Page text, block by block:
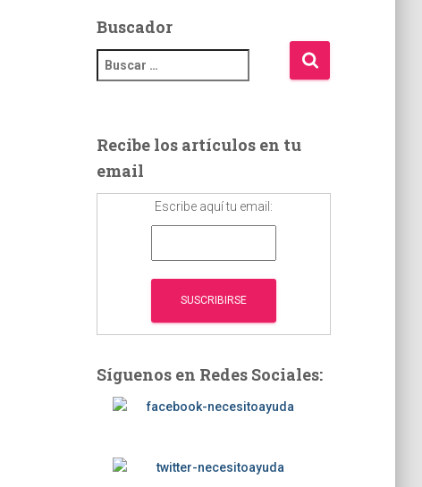
Buscador
u
a
:
Recibe los artículos en tu
email
Escribe aquí tu email:
Síguenos en Redes Sociales: